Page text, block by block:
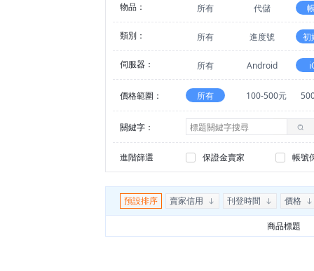
物品： 所有 代儲
類別： 所有 進度號 初
伺服器： 所有 Android
價格範圍： 所有 100-500元
關鍵字：
進階篩選 保證金賣家 帳號
預設排序 賣家信用 刊登時間 價格
商品標題